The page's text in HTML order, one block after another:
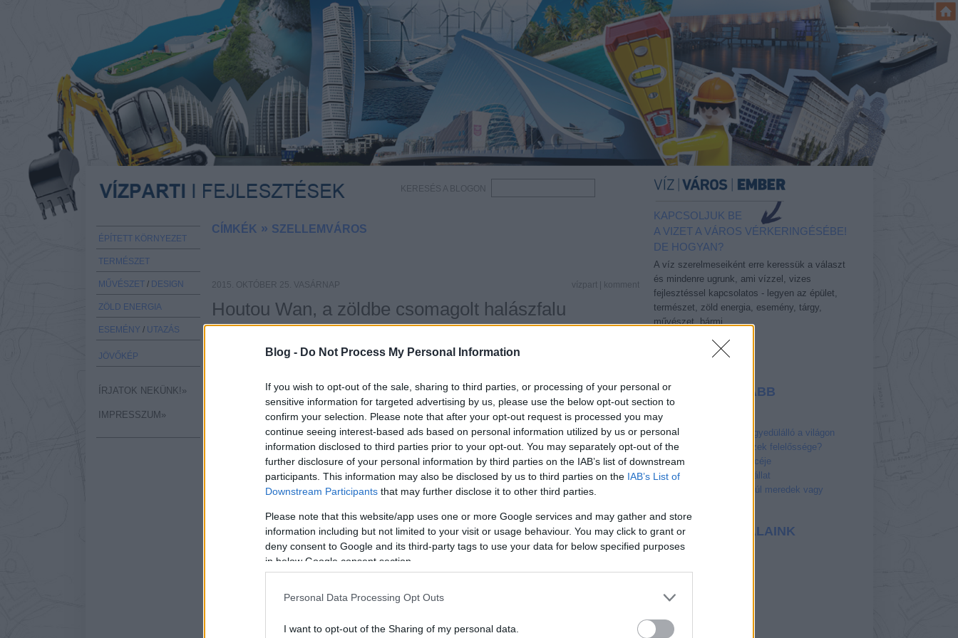
Blog - Do Not Process My Personal Information
If you wish to opt-out of the sale, sharing to third parties, or processing of your personal or
sensitive information for targeted advertising by us, please use the below opt-out section to
confirm your selection. Please note that after your opt-out request is processed you may
continue seeing interest-based ads based on personal information utilized by us or personal
information disclosed to third parties prior to your opt-out. You may separately opt-out of the
further disclosure of your personal information by third parties on the IAB’s list of downstream
participants. This information may also be disclosed by us to third parties on the IAB’s List of
Downstream Participants that may further disclose it to other third parties.
Please note that this website/app uses one or more Google services and may gather and store
information including but not limited to your visit or usage behaviour. You may click to grant or
deny consent to Google and its third-party tags to use your data for below specified purposes
in below Google consent section.
Personal Data Processing Opt Outs
I want to opt-out of the Sharing of my personal data.
KERESÉS A BLOGON
KAPCSOLJUK BE
A VIZET A VÁROS VÉRKERINGÉSÉBE!
DE HOGYAN?
A víz szerelmeseiként erre keressük a választ
és mindenre ugrunk, ami vízzel, vizes
fejlesztéssel kapcsolatos - legyen az épület,
természet, zöld energia, esemény, tárgy,
művészet, bármi.
LEGOLVASOTTABB
POSZTJAINK
Peru gyilkos folyója egyedülálló a világon
Meddig tart az építészek felelőssége?
Az Ördög úszómedencéje
10 meghökkentő vízi állat
Eshima Ohashi híd - túl meredek vagy
KEDVENC OLDALAINK
Dunai Szigetek
Építészfórum
Urbanista
ÉPÍTETT KÖRNYEZET
TERMÉSZET
MŰVÉSZET / DESIGN
ZÖLD ENERGIA
ESEMÉNY / UTAZÁS
JÖVŐKÉP
ÍRJATOK NEKÜNK!»
IMPRESSZUM»
CÍMKÉK » SZELLEMVÁROS
2015. OKTÓBER 25. VASÁRNAP vízpart komment
Houtou Wan, a zöldbe csomagolt halászfalu
lélek sem lakik. A Shengsi szigetekhez tartozó Houtou Wan 50 éve még virágzó halászfalu volt, mára